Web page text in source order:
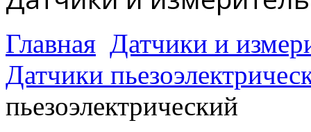
Главная Датчики и
Датчики
пьезоэлектрический